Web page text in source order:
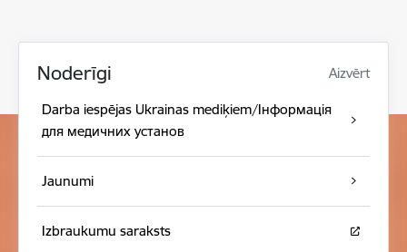
Noderīgi Aizvērt
Darba iespējas Ukrainas mediķiem/Інформація
для медичних установ
Jaunumi
Izbraukumu saraksts